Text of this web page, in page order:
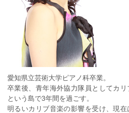
愛知県立芸術大学ピアノ科卒業。
卒業後、青年海外協力隊員としてカ
という島で3年間を過ごす。
明るいカリブ音楽の影響を受け、現